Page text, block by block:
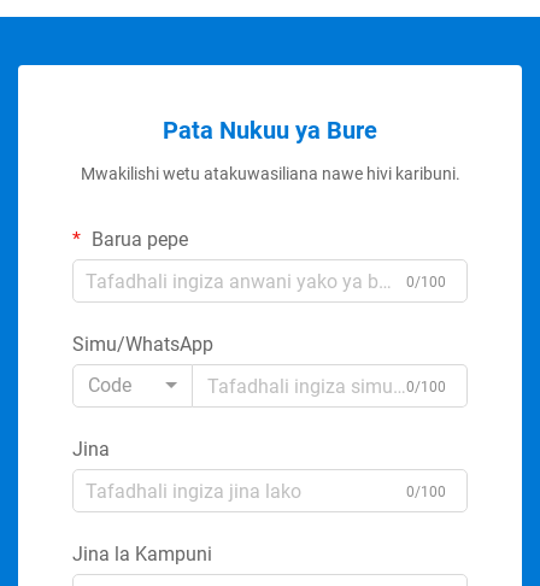
Pata Nukuu ya Bure
Mwakilishi wetu atakuwasiliana nawe hivi karibuni.
Barua pepe
0/100
Simu/WhatsApp
Code
0/100
Jina
0/100
Jina la Kampuni